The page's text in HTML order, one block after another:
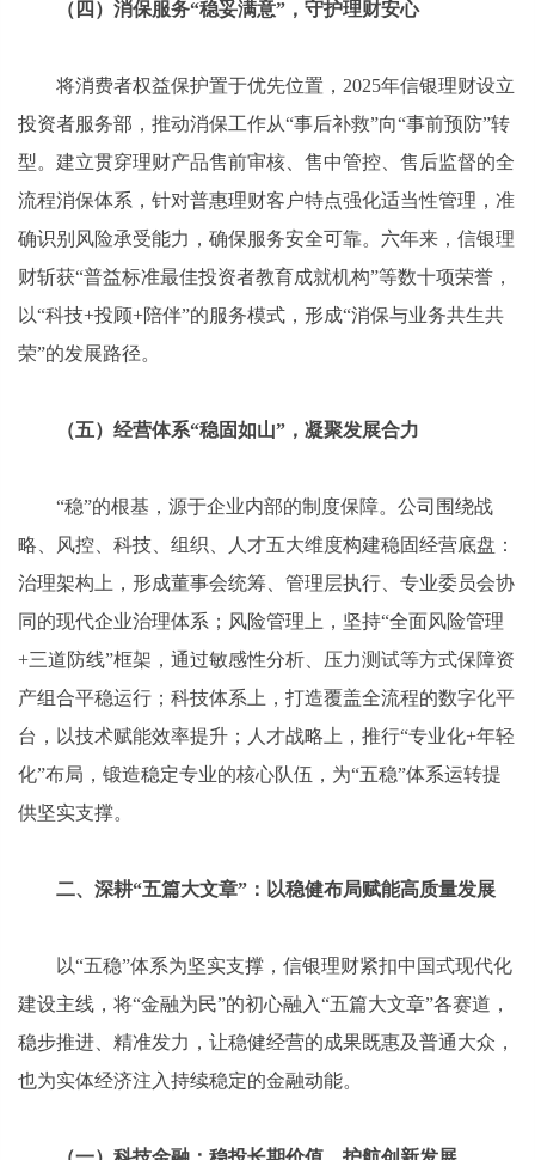
（四）消保服务“稳妥满意”，守护理财安心
将消费者权益保护置于优先位置，2025年信银理财设立
投资者服务部，推动消保工作从“事后补救”向“事前预防”转
型。建立贯穿理财产品售前审核、售中管控、售后监督的全
流程消保体系，针对普惠理财客户特点强化适当性管理，准
确识别风险承受能力，确保服务安全可靠。六年来，信银理
财斩获“普益标准最佳投资者教育成就机构”等数十项荣誉，
以“科技+投顾+陪伴”的服务模式，形成“消保与业务共生共
荣”的发展路径。
（五）经营体系“稳固如山”，凝聚发展合力
“稳”的根基，源于企业内部的制度保障。公司围绕战
略、风控、科技、组织、人才五大维度构建稳固经营底盘：
治理架构上，形成董事会统筹、管理层执行、专业委员会协
同的现代企业治理体系；风险管理上，坚持“全面风险管理
+三道防线”框架，通过敏感性分析、压力测试等方式保障资
产组合平稳运行；科技体系上，打造覆盖全流程的数字化平
台，以技术赋能效率提升；人才战略上，推行“专业化+年轻
化”布局，锻造稳定专业的核心队伍，为“五稳”体系运转提
供坚实支撑。
二、深耕“五篇大文章”：以稳健布局赋能高质量发展
以“五稳”体系为坚实支撑，信银理财紧扣中国式现代化
建设主线，将“金融为民”的初心融入“五篇大文章”各赛道，
稳步推进、精准发力，让稳健经营的成果既惠及普通大众，
也为实体经济注入持续稳定的金融动能。